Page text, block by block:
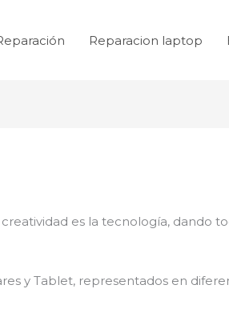
Reparacion laptop
es la tecnología, dando
y Tablet, representados en